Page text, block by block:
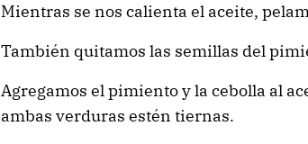
Mientras se nos calienta el aceite,
También quitamos las semillas del
Agregamos el pimiento y la cebolla al
ambas verduras estén tiernas.